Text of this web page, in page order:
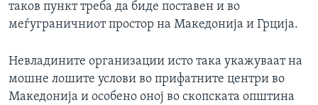
таков пункт треба да биде поставен и во
меѓуграничниот простор на Македонија и Грција.
Невладините организации исто така укажуваат на
мошне лошите услови во прифатните центри во
Македонија и особено оној во скопската општина